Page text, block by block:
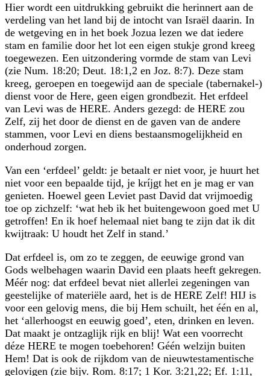
Hier wordt een uitdrukking gebruikt die herinnert aan de
verdeling van het land bij de intocht van Israël daarin. In
de wetgeving en in het boek Jozua lezen we dat iedere
stam en familie door het lot een eigen stukje grond kreeg
toegewezen. Een uitzondering vormde de stam van Levi
(zie Num. 18:20; Deut. 18:1,2 en Joz. 8:7). Deze stam
kreeg, geroepen en toegewijd aan de speciale (tabernakel-)
dienst voor de Here, geen eigen grondbezit. Het erfdeel
van Levi was de HERE. Anders gezegd: de HERE zou
Zelf, zij het door de dienst en de gaven van de andere
stammen, voor Levi en diens bestaans­mogelijkheid en
onderhoud zorgen.
Van een ‘erfdeel’ geldt: je betaalt er niet voor, je huurt het
niet voor een bepaalde tijd, je kríjgt het en je mag er van
genieten. Hoewel geen Leviet past David dat vrij­moedig
toe op zichzelf: ‘wat heb ik het buitengewoon goed met U
getroffen! En ik hoef helemaal niet bang te zijn dat ik dit
kwijtraak: U houdt het Zelf in stand.’
Dat erfdeel is, om zo te zeggen, de eeuwige grond van
Gods welbehagen waarin David een plaats heeft gekregen.
Méér nog: dat erfdeel bevat niet allerlei zegeningen van
geestelijke of materiële aard, het is de HERE Zelf! HIJ is
voor een gelovig mens, die bij Hem schuilt, het één en al,
het ‘allerhoogst en eeuwig goed’, eten, drinken en leven.
Dat maakt je ontzaglijk rijk en blij! Wat een voorrecht
déze HERE te mogen toebehoren! Géén welzijn buiten
Hem! Dat is ook de rijkdom van de nieuwtestamen­tische
gelovigen (zie bijv. Rom. 8:17; 1 Kor. 3:21,22; Ef. 1:11,